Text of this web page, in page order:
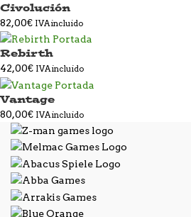
Civolución
82,00€ IVA incluido
Rebirth
42,00€ IVA incluido
Vantage
80,00€ IVA incluido